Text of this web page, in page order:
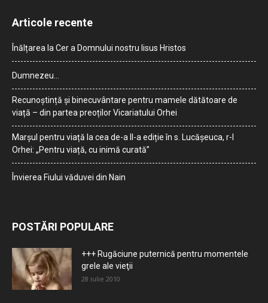
Articole recente
Înălțarea la Cer a Domnului nostru Iisus Hristos
Dumnezeu…
Recunoștință și binecuvântare pentru mamele dătătoare de
viață – din partea preoților Vicariatului Orhei
Marșul pentru viață la cea de-a II-a ediție în s. Lucășeuca, r-l
Orhei: „Pentru viață, cu inimă curată”
Învierea Fiului văduvei din Nain
POSTĂRI POPULARE
+++ Rugăciune puternică pentru momentele
grele ale vieţii
28 iulie 2010